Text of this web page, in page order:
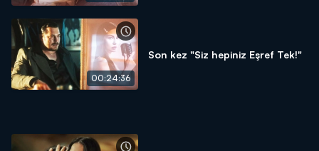
00:24:36
Son kez "Siz hepiniz Eşref Tek!"